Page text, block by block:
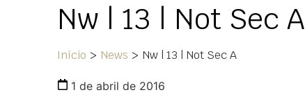
Nw | 13 | Not Sec A
Início > News > Nw | 13 | Not Sec A
1 de abril de 2016